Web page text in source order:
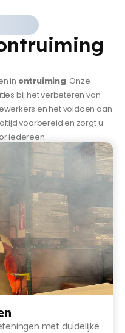
in ontruiming. Onze
bij het verbeteren van
en het voldoen aan
voorbereid en zorgt u
iedereen.
met duidelijke